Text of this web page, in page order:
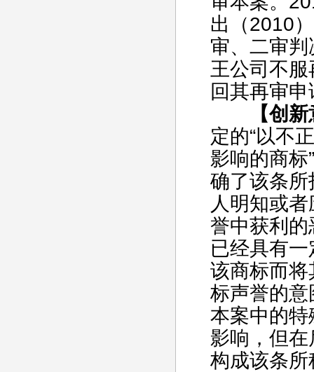
出（2010
审、二审
王公司不
回其再审申
【创
定的“以不
影响的商标
确了该条所
人明知或
誉中获利
已经具有
该商标而
标声誉的
本案中的
影响，但
构成该条所